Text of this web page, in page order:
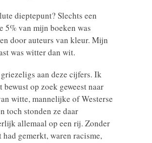
dieptepunt? Slechts een
5% van mijn boeken was
door auteurs van kleur. Mijn
was witter dan wit.
aan deze cijfers. Ik
bewust op zoek geweest naar
witte, mannelijke of Westerse
toch stonden ze daar
allemaal op een rij. Zonder
had gemerkt, waren racisme,